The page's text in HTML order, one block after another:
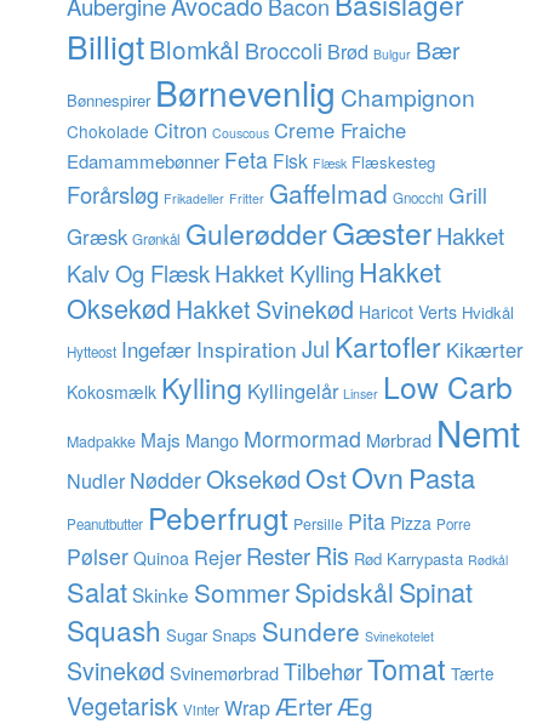
BilligtBlomkål Broccoli Brød Bulgur Bær
Bønnespirer Børnevenlig Champignon
Chokolade Citron Couscous Creme Fraiche
Edamammebønner Feta Fisk Flæsk Flæskesteg
Forårsløg Frikadeller Fritter Gaffelmad Gnocchi Grill
Græsk Grønkål GulerødderGæsterHakket
Kalv Og FlæskHakket KyllingHakket
Oksekød Hakket Svinekød Haricot Verts Hvidkål
Hytteost Ingefær Inspiration Jul Kartofler Kikærter
Kokosmælk Kylling Kyllingelår Linser Low Carb
Madpakke Majs Mango Mormormad Mørbrad Nemt
Nudler NødderOksekødOstOvn Pasta
Peanutbutter Peberfrugt Persille Pita Pizza Porre
Pølser Quinoa Rejer ResterRis Rød Karrypasta Rødkål
SalatSkinke SommerSpidskål Spinat
Squash Sugar Snaps Sundere Svinekotelet
Svinekød SvinemørbradTilbehørTomat Tærte
Vegetarisk Vinter WrapÆrterÆg